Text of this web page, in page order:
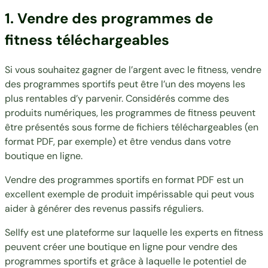
1. Vendre des programmes de
fitness téléchargeables
Si vous souhaitez gagner de l’argent avec le fitness, vendre
des programmes sportifs peut être l’un des moyens les
plus rentables d’y parvenir.Considérés comme des
produits numériques, les programmes de fitness peuvent
être présentés sous forme de fichiers téléchargeables (en
format PDF, par exemple) et être vendus dans votre
boutique en ligne.
Vendre des programmes sportifs en format PDF est un
excellent exemple de produit impérissable qui peut vous
aider à générer des revenus passifs réguliers.
Sellfy est une plateforme sur laquelle les experts en fitness
peuvent créer une boutique en ligne pour vendre des
programmes sportifs et grâce à laquelle le potentiel de